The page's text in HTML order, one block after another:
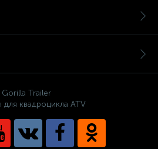
Gorilla Trailer
квадроцикла ATV